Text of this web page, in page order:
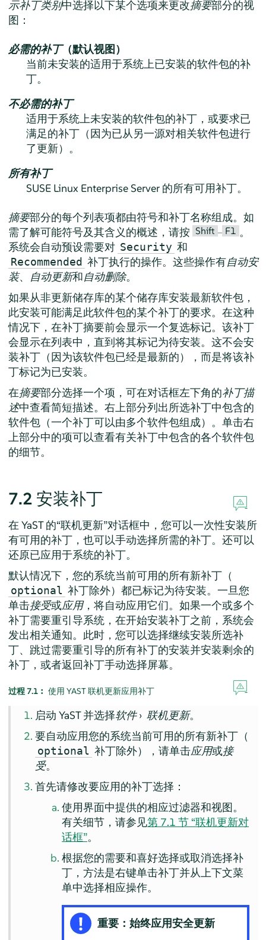
示补丁类别中选择以下某个选项来更改摘要部分的视
图：
必需的补丁（默认视图）
当前未安装的适用于系统上已安装的软件包的补
丁。
不必需的补丁
适用于系统上未安装的软件包的补丁，或要求已
满足的补丁（因为已从另一源对相关软件包进行
了更新）。
所有补丁
SUSE Linux Enterprise Server的所有可用补丁。
摘要部分的每个列表项都由符号和补丁名称组成。如
需了解可能符号及其含义的概述，请按 Shift – F1 。
系统会自动预设需要对 Security 和
Recommended 补丁执行的操作。这些操作有自动安
装、 自动更新和自动删除。
如果从非更新储存库的某个储存库安装最新软件包，
此安装可能满足此软件包的某个补丁的要求。在这种
情况下，在补丁摘要前会显示一个复选标记。该补丁
会显示在列表中，直到将其标记为待安装。这不会安
装补丁（因为该软件包已经是最新的），而是将该补
丁标记为已安装。
在摘要部分选择一个项，可在对话框左下角的补丁描
述中查看简短描述。右上部分列出所选补丁中包含的
软件包（一个补丁可以由多个软件包组成）。单击右
上部分中的项可以查看有关补丁中包含的各个软件包
的细节。
7.2 安装补丁
在 YaST 的“联机更新”对话框中，您可以一次性安装所
有可用的补丁，也可以手动选择所需的补丁。还可以
还原已应用于系统的补丁。
默认情况下，您的系统当前可用的所有新补丁（
optional 补丁除外）都已标记为待安装。一旦您
单击接受或应用，将自动应用它们。如果一个或多个
补丁需要重引导系统，在开始安装补丁之前，系统会
发出相关通知。此时，您可以选择继续安装所选补
丁、跳过需要重引导的所有补丁的安装并安装剩余的
补丁，或者返回补丁手动选择屏幕。
过程 7.1︰ 使用 YAST 联机更新应用补丁
启动 YaST 并选择软件› 联机更新。
要自动应用您的系统当前可用的所有新补丁（
optional 补丁除外），请单击应用或接
受。
首先请修改要应用的补丁选择：
使用界面中提供的相应过滤器和视图。
有关细节，请参见第 7.1 节 “联机更新对
话框”。
根据您的需要和喜好选择或取消选择补
丁，方法是右键单击补丁并从上下文菜
单中选择相应操作。
重要：始终应用安全更新